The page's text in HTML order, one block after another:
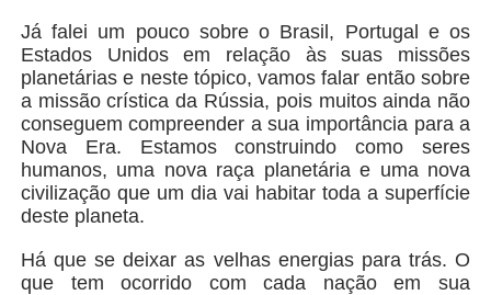
Já falei um pouco sobre o Brasil, Portugal e os
Estados Unidos em relação às suas missões
planetárias e neste tópico, vamos falar então sobre
a missão crística da Rússia, pois muitos ainda não
conseguem compreender a sua importância para a
Nova Era. Estamos construindo como seres
humanos, uma nova raça planetária e uma nova
civilização que um dia vai habitar toda a superfície
deste planeta.
Há que se deixar as velhas energias para trás. O
que tem ocorrido com cada nação em sua